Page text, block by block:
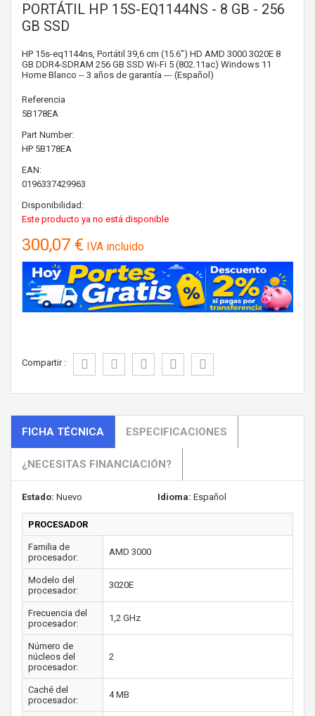
PORTÁTIL HP 15S-EQ1144NS - 8 GB - 256
GB SSD
HP 15s-eq1144ns, Portátil 39,6 cm (15.6") HD AMD 3000 3020E 8
GB DDR4-SDRAM 256 GB SSD Wi-Fi 5 (802.11ac) Windows 11
Home Blanco -- 3 años de garantía --- (Español)
Referencia
5B178EA
Part Number:
HP 5B178EA
EAN:
0196337429963
Disponibilidad:
Este producto ya no está disponible
300,07 € IVA incluido
Compartir :
FICHA TÉCNICA ESPECIFICACIONES
¿NECESITAS FINANCIACIÓN?
Estado: Nuevo Idioma: Español
PROCESADOR
Familia de
procesador:
AMD 3000
Modelo del
procesador:
3020E
Frecuencia del
procesador:
1,2 GHz
Número de
núcleos del
procesador:
2
Caché del
procesador:
4 MB